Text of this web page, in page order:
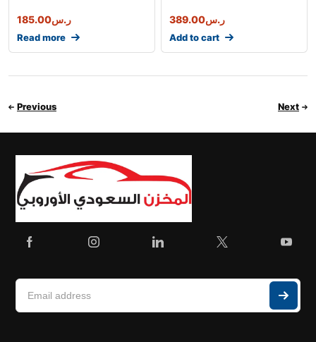
ر.س185.00
Read more
ر.س389.00
Add to cart
Previous Next